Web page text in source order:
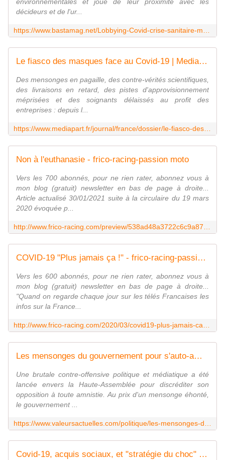
décideurs et de l'ur...
Le fiasco des masques face au Covid-19 | Mediapart
Des mensonges en pagaille, des contre-vérités scientifiques,
des livraisons en retard, des pistes d'approvisionnement
méprisées et des soignants délaissés au profit des
entreprises : depuis l...
Non à l'euthanasie - frico-racing-passion moto
Vers les 700 abonnés, pour ne rien rater, abonnez vous à
mon blog (gratuit) newsletter en bas de page à droite...
Article actualisé 30/01/2021 suite à la circulaire du 19 mars
2020 évoquée p...
COVID-19 "Plus jamais ça !" - frico-racing-passion moto
Vers les 600 abonnés, pour ne rien rater, abonnez vous à
mon blog (gratuit) newsletter en bas de page à droite...
"Quand on regarde chaque jour sur les télés Francaises les
infos sur la France...
Les mensonges du gouvernement pour s'auto-amnistier de sa gestion du coronavirus
Une brutale contre-offensive politique et médiatique a été
lancée envers la Haute-Assemblée pour discréditer son
opposition à toute amnistie. Au prix d'un mensonge éhonté,
le gouvernement ...
Covid-19, acquis sociaux, et "stratégie du choc" - frico-racing-passion moto